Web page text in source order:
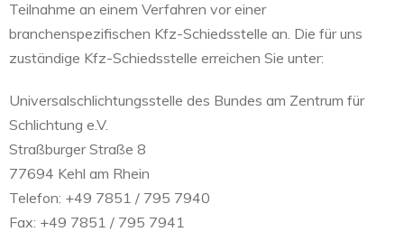
Teilnahme an einem Verfahren vor einer
branchenspezifischen Kfz-Schiedsstelle an. Die für uns
zuständige Kfz-Schiedsstelle erreichen Sie unter:
Universalschlichtungsstelle des Bundes am Zentrum für
Schlichtung e.V.
Straßburger Straße 8
77694 Kehl am Rhein
Telefon: +49 7851 / 795 7940
Fax: +49 7851 / 795 7941